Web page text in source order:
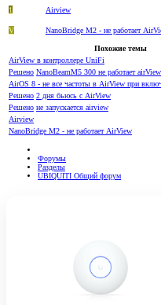
1 Airview
V
NanoBridge M2 - не работает
Похожие темы
AirView в контроллере UniFi
Решено NanoBeamM5 300 не работает airView
AirOS 8 - не все частоты в AirView при
Решено 2 дня бьюсь с AirView
Решено не запускается airview
Airview
NanoBridge M2 - не работает AirView
Форумы
Разделы
UBIQUITI Общий форум